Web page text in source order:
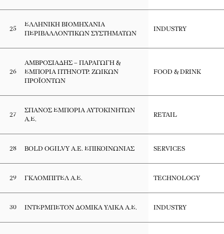
25
ΕΛΛΗΝΙΚΗ ΒΙΟΜΗΧΑΝΙΑ
ΠΕΡΙΒΑΛΛΟΝΤΙΚΩΝ ΣΥΣΤΗΜΑΤΩΝ
INDUSTRY
26
ΑΜΒΡΟΣΙΑΔΗΣ – ΠΑΡΑΓΩΓΗ &
ΕΜΠΟΡΙΑ ΠΤΗΝΟΤΡ. ΖΩΙΚΩΝ
ΠΡΟΪΟΝΤΩΝ
FOOD & DRINK
27
ΣΠΑΝΟΣ ΕΜΠΟΡΙΑ ΑΥΤΟΚΙΝΗΤΩΝ
Α.Ε.
RETAIL
28 BOLD OGILVY A.E. ΕΠΙΚΟΙΝΩΝΙΑΣ SERVICES
29 ΓΚΛΟΜΠΙΤΕΛ Α.Ε. TECHNOLOGY
30 ΙΝΤΕΡΜΠΕΤΟΝ ΔΟΜΙΚΑ ΥΛΙΚΑ Α.Ε. INDUSTRY